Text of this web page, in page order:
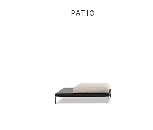
PATIO